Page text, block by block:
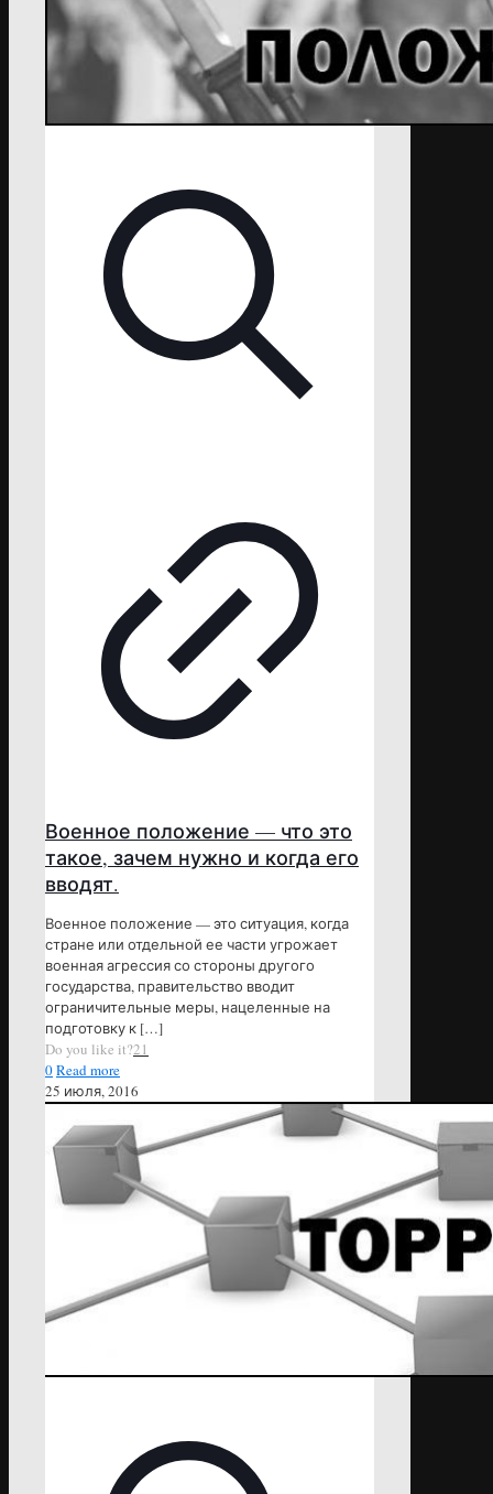
Военное положение — что это
такое, зачем нужно и когда его
вводят.
Военное положение — это ситуация, когда
стране или отдельной ее части угрожает
военная агрессия со стороны другого
государства, правительство вводит
ограничительные меры, нацеленные на
подготовку к […]
Do you like it?21
0Read more
25 июля, 2016